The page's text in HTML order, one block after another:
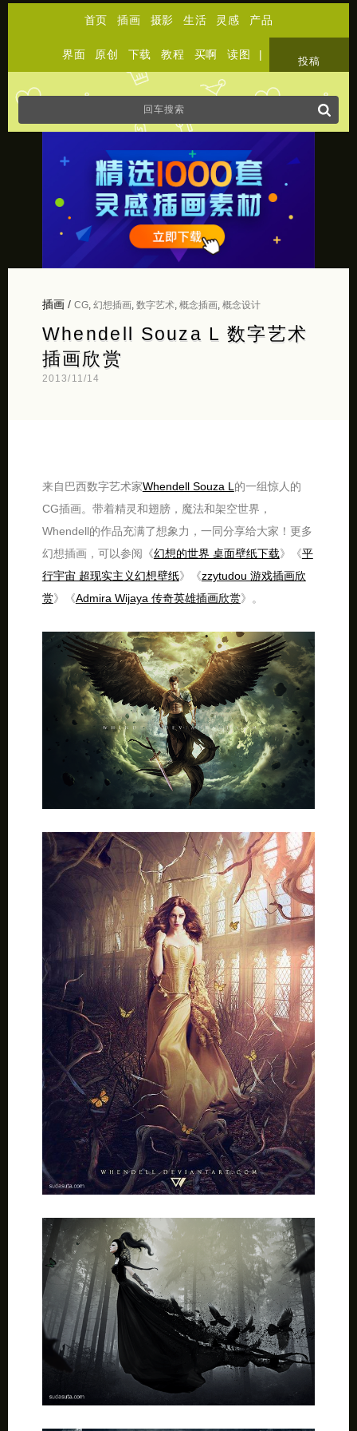
首页 插画 摄影 生活 灵感 产品
界面 原创 下载 教程 买啊 读图 |
投稿
插画/ CG, 幻想插画, 数字艺术, 概念插画, 概念设计
Whendell Souza L 数字艺术
插画欣赏
2013/11/14
来自巴西数字艺术家Whendell Souza L 的一组惊人的
CG插画。带着精灵和翅膀，魔法和架空世界，
Whendell的作品充满了想象力，一同分享给大家！更多
幻想插画，可以参阅《幻想的世界 桌面壁纸下载》《平
行宇宙 超现实主义幻想壁纸》《zzytudou 游戏插画欣
赏》《Admira Wijaya 传奇英雄插画欣赏》。